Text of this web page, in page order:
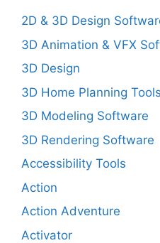
2D & 3D Design
3D Animation & VFX
3D Design
3D Home Planning Tools
3D Modeling Software
3D Rendering Software
Accessibility Tools
Action
Action Adventure
Activator